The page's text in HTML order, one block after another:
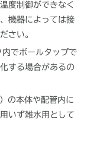
度制御ができなく
機器によっては接
さい。
でボールタップで
する場合があるの
の本体や配管内に
いず雑水用として